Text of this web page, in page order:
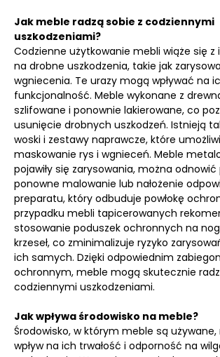
Jak meble radzą sobie z codziennymi
uszkodzeniami?
Codzienne użytkowanie mebli wiąże się
na drobne uszkodzenia, takie jak
wgniecenia. Te urazy mogą wpływać na
funkcjonalność. Meble wykonane z
szlifowane i ponownie lakierowane, co
usunięcie drobnych uszkodzeń. Istnieją
woski i zestawy naprawcze, które
maskowanie rys i wgnieceń. Meble
pojawiły się zarysowania, można odnowić
ponowne malowanie lub nałożenie
preparatu, który odbuduje powłokę
przypadku mebli tapicerowanych
stosowanie poduszek ochronnych na
krzeseł, co zminimalizuje ryzyko
ich samych. Dzięki odpowiednim
ochronnym, meble mogą skutecznie
codziennymi uszkodzeniami.
Jak wpływa środowisko na meble?
Środowisko, w którym meble są
wpływ na ich trwałość i odporność na